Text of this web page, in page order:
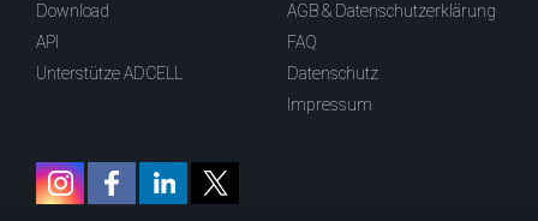
Download
API
Unterstütze ADCELL
AGB & Datenschutzerklärung
FAQ
Datenschutz
Impressum